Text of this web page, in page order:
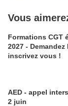
Vous
Formations CGT
2027 -
inscrivez vous !
AED - appel
2 juin